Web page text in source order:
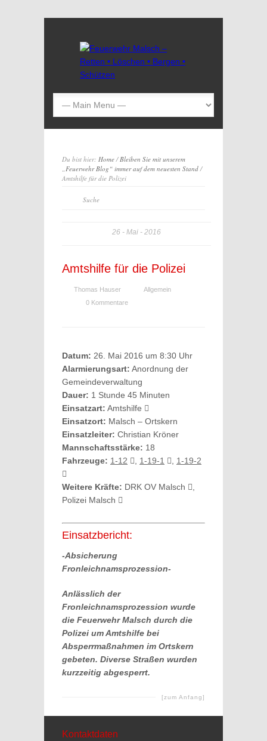
Du bist hier: Home/Bleiben Sie mit unserem
„Feuerwehr Blog“ immer auf dem neuesten Stand/
Amtshilfe für die Polizei
26 Mai 2016
Amtshilfe für die Polizei
Thomas Hauser
Allgemein
0 Kommentare
Datum: 26. Mai 2016 um 8:30 Uhr
Alarmierungsart: Anordnung der
Gemeindeverwaltung
Dauer: 1 Stunde 45 Minuten
Einsatzart: Amtshilfe
Einsatzort: Malsch – Ortskern
Einsatzleiter: Christian Kröner
Mannschaftsstärke: 18
Fahrzeuge: 1-12 1-19-1 1-19-2
Weitere Kräfte: DRK OV Malsch
Polizei Malsch
Einsatzbericht:
-Absicherung
Fronleichnamsprozession-
Anlässlich der
Fronleichnamsprozession wurde
die Feuerwehr Malsch durch die
Polizei um Amtshilfe bei
Absperrmaßnahmen im Ortskern
gebeten. Diverse Straßen wurden
kurzzeitig abgesperrt.
[zum Anfang]
Kontaktdaten